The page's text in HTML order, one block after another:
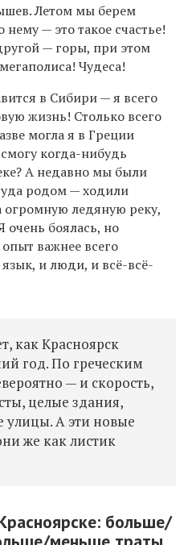
Летом мы берем
— это такое счастье!
— горы, при этом
Чудеса!
в Сибири — я всего
жизнь! Столько всего
могла я в Греции
когда-нибудь
А недавно мы были
родом — ходили
ледяную реку,
очень боялась, но
важнее всего
и люди, и всё-всё-
как Красноярск
год. По греческим
— и скорость,
целые здания,
улицы. А эти новые
же как листик
больше/